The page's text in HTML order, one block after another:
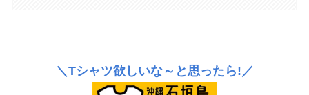
＼Tシャツ欲しいな～と思ったら!／